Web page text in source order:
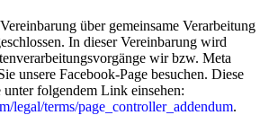
über gemeinsame Verarbeitung
In dieser Vereinbarung wird
wir bzw. Meta
unsere Facebook-Page besuchen. Diese
folgendem Link einsehen:
legal/terms/page_controller_addendum.